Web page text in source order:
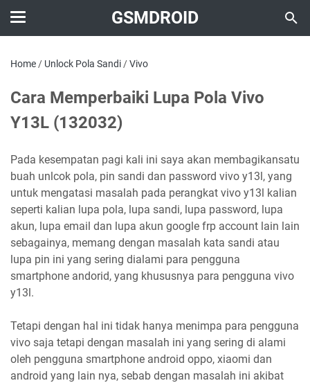
GSMDROID
Home / Unlock Pola Sandi /Vivo
Cara Memperbaiki Lupa Pola Vivo
Y13L (132032)
Pada kesempatan pagi kali ini saya akan membagikansatu
buah unlcok pola, pin sandi dan password vivo y13l, yang
untuk mengatasi masalah pada perangkat vivo y13l kalian
seperti kalian lupa pola, lupa sandi, lupa password, lupa
akun, lupa email dan lupa akun google frp account lain lain
sebagainya, memang dengan masalah kata sandi atau
lupa pin ini yang sering dialami para pengguna
smartphone andorid, yang khususnya para pengguna vivo
y13l.
Tetapi dengan hal ini tidak hanya menimpa para pengguna
vivo saja tetapi dengan masalah ini yang sering di alami
oleh pengguna smartphone android oppo, xiaomi dan
android yang lain nya, sebab dengan masalah ini akibat